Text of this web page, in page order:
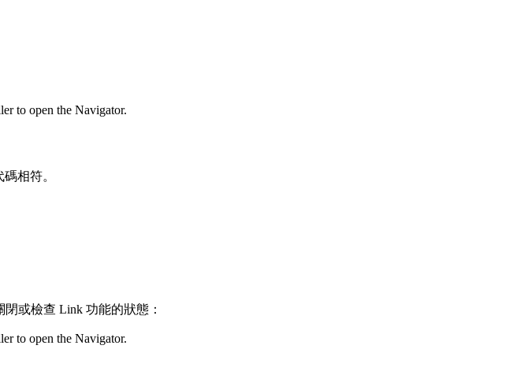
to open the Navigator.
相符。
或檢查 Link 功能的狀態：
to open the Navigator.